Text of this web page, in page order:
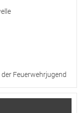
Feuerwehrjugend